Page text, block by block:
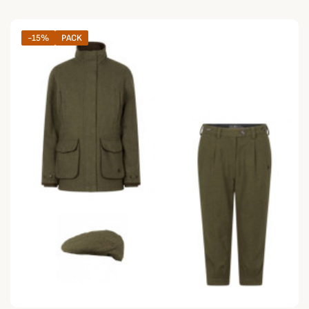
-15% PACK